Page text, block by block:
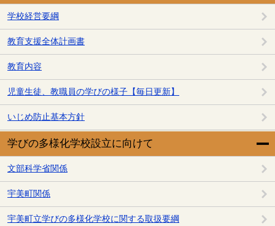
学校経営要綱
教育支援全体計画書
教育内容
児童生徒、教職員の学びの様子【毎日更新】
いじめ防止基本方針
学びの多様化学校設立に向けて
文部科学省関係
宇美町関係
宇美町立学びの多様化学校に関する取扱要綱